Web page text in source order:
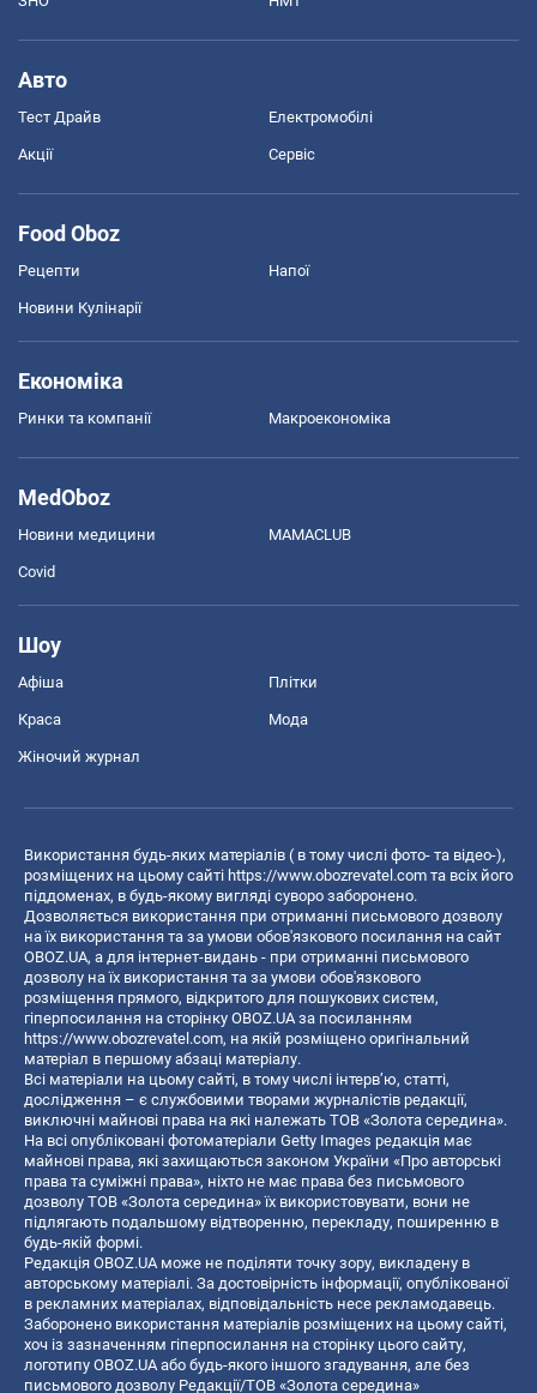
Авто
Тест Драйв Електромобілі
Акції Сервіс
Food Oboz
Рецепти Напої
Новини Кулінарії
Економіка
Ринки та компанії Макроекономіка
MedOboz
Новини медицини MAMACLUB
Covid
Шоу
Афіша Плітки
Краса Мода
Жіночий журнал
Використання будь-яких матеріалів ( в тому числі фото- та відео-),
розміщених на цьому сайті https://www.obozrevatel.com та всіх його
піддоменах, в будь-якому вигляді суворо заборонено.
Дозволяється використання при отриманні письмового дозволу
на їх використання та за умови обов'язкового посилання на сайт
OBOZ.UA, а для інтернет-видань - при отриманні письмового
дозволу на їх використання та за умови обов'язкового
розміщення прямого, відкритого для пошукових систем,
гіперпосилання на сторінку OBOZ.UA за посиланням
https://www.obozrevatel.com, на якій розміщено оригінальний
матеріал в першому абзаці матеріалу.
Всі матеріали на цьому сайті, в тому числі інтерв’ю, статті,
дослідження – є службовими творами журналістів редакції,
виключні майнові права на які належать ТОВ «Золота середина».
На всі опубліковані фотоматеріали Getty Images редакція має
майнові права, які захищаються законом України «Про авторські
права та суміжні права», ніхто не має права без письмового
дозволу ТОВ «Золота середина» їх використовувати, вони не
підлягають подальшому відтворенню, перекладу, поширенню в
будь-якій формі.
Редакція OBOZ.UA може не поділяти точку зору, викладену в
авторському матеріалі. За достовірність інформації, опублікованої
в рекламних матеріалах, відповідальність несе рекламодавець.
Заборонено використання матеріалів розміщених на цьому сайті,
хоч із зазначенням гіперпосилання на сторінку цього сайту,
логотипу OBOZ.UA або будь-якого іншого згадування, але без
письмового дозволу Редакції/ТОВ «Золота середина»